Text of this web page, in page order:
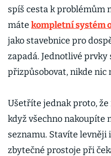
spíš cesta k problémům
máte kompletní systém
jako stavebnice pro
zapadá. Jednotlivé
přizpůsobovat, nikde nic
Ušetříte jednak proto,
když všechno nakoupíte
seznamu. Stavíte levněji
zbytečné prostoje při